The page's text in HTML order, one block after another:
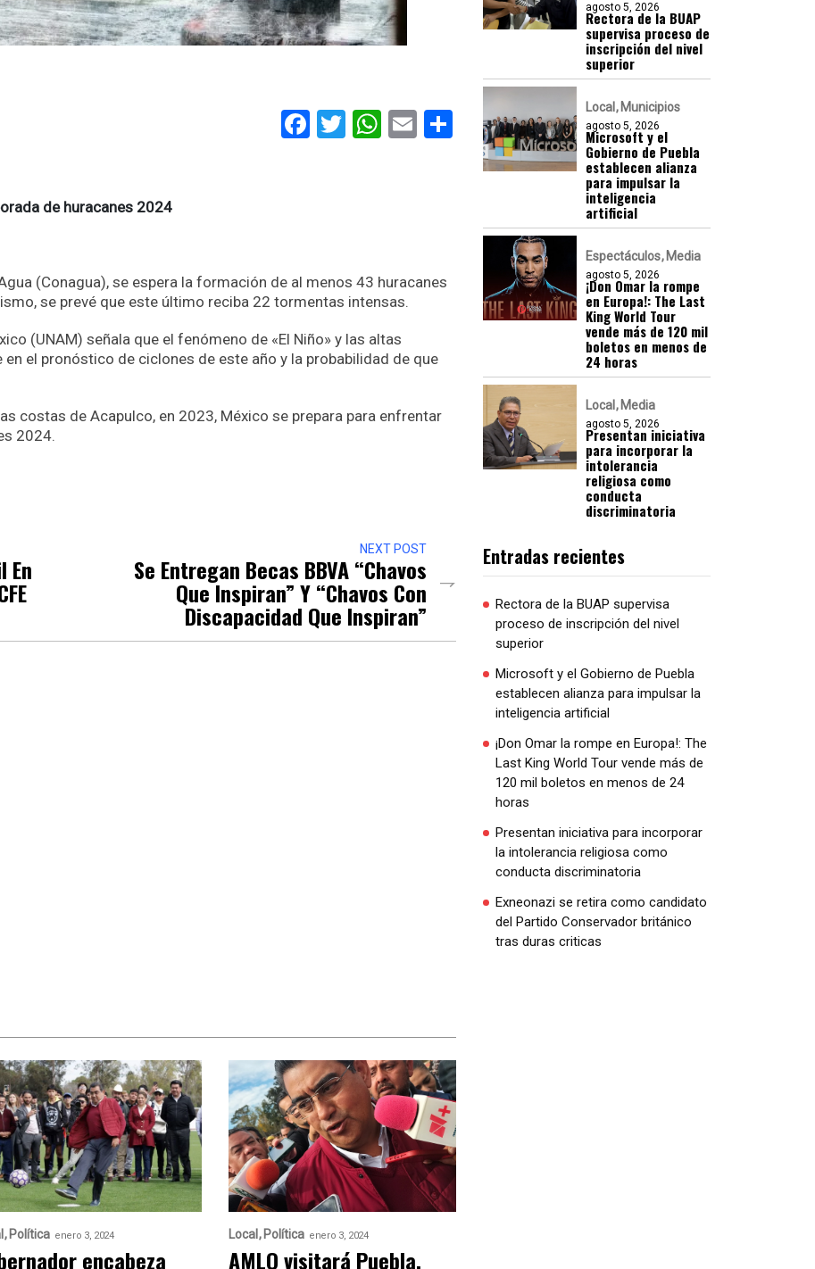
Facebook
Twitter
WhatsApp
EmailCompartir
de huracanes 2024
(Conagua), se espera la formación de al menos 43 huracanes
se prevé que este último reciba 22 tormentas intensas.
(UNAM) señala que el fenómeno de «El Niño» y las altas
el pronóstico de ciclones de este año y la probabilidad de que
costas de Acapulco, en 2023, México se prepara para enfrentar
2024.
En
NEXT POST
Se Entregan Becas BBVA “Chavos
Que Inspiran” Y “Chavos Con
Discapacidad Que Inspiran”
agosto 5, 2026
Rectora de la BUAP
supervisa proceso de
inscripción del nivel
superior
Local Municipios
agosto 5, 2026
Microsoft y el
Gobierno de Puebla
establecen alianza
para impulsar la
inteligencia
artificial
Espectáculos Media
agosto 5, 2026
¡Don Omar la rompe
en Europa!: The Last
King World Tour
vende más de 120 mil
boletos en menos de
24 horas
Local Media
agosto 5, 2026
Presentan iniciativa
para incorporar la
intolerancia
religiosa como
conducta
discriminatoria
Entradas recientes
Rectora de la BUAP supervisa
proceso de inscripción del nivel
superior
Microsoft y el Gobierno de Puebla
establecen alianza para impulsar la
inteligencia artificial
¡Don Omar la rompe en Europa!: The
Last King World Tour vende más de
120 mil boletos en menos de 24
horas
Presentan iniciativa para incorporar
la intolerancia religiosa como
conducta discriminatoria
Exneonazi se retira como candidato
del Partido Conservador británico
tras duras criticas
Política enero 3, 2024
encabeza
Local Política enero 3, 2024
AMLO visitará Puebla,